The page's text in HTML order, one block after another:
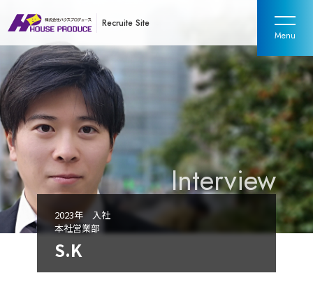
Recruite Site
2023年 入社
本社営業部
S.K